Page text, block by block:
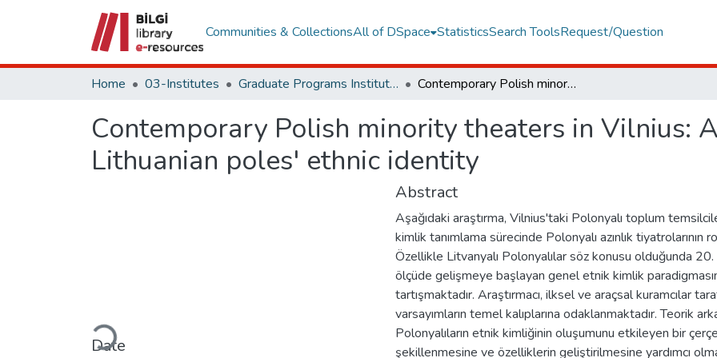
Communities & CollectionsAll of DSpace StatisticsSearch ToolsRequest/Question
Home 03-Institutes Graduate Programs Institute Thesis Collection Contemporary Polish minority theaters in Vilnius: A key in maintaining Lithuanian poles' ethnic identity
Contemporary Polish minority theaters in Vilnius:
Lithuanian poles' ethnic identity
Loading...
Date
Abstract
Aşağıdaki araştırma, Vilnius'taki Polonyalı toplum
kimlik tanımlama sürecinde Polonyalı azınlık tiyatrolarının
Özellikle Litvanyalı Polonyalılar söz konusu olduğunda 20.
ölçüde gelişmeye başlayan genel etnik kimlik
tartışmaktadır. Araştırmacı, ilksel ve araçsal kuramcılar
varsayımların temel kalıplarına odaklanmaktadır. Teorik
Polonyalıların etnik kimliğinin oluşumunu etkileyen bir
şekillenmesine ve özelliklerin geliştirilmesine yardımcı